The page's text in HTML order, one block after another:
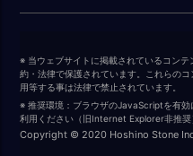
※ 当ウェブサイトに掲載されているコン
約・法律で保護されています。これらの
用等する事は法律で禁止されています。
※ 推奨環境：ブラウザのJavaScriptを有
利用ください（旧Internet Explorer非推奨
Copyright © 2020 Hoshino Stone